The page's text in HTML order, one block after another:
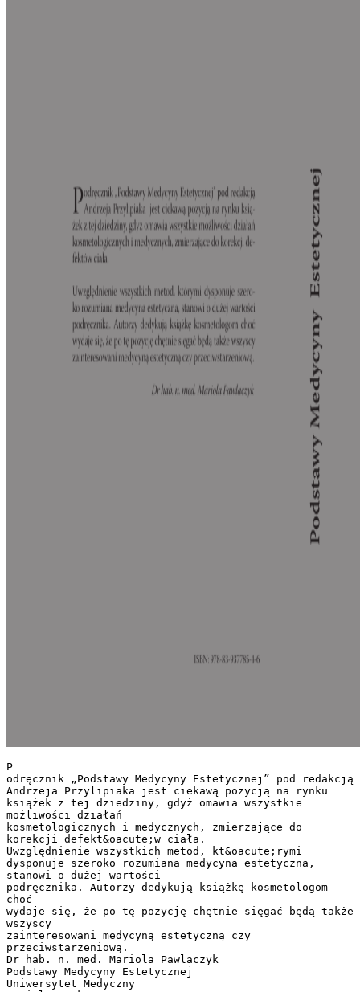
P
odręcznik „Podstawy Medycyny Estetycznej” pod redakcją
Andrzeja Przylipiaka jest ciekawą pozycją na rynku
książek z tej dziedziny, gdyż omawia wszystkie
możliwości działań
kosmetologicznych i medycznych, zmierzające do
korekcji defekt&oacute;w ciała.
Uwzględnienie wszystkich metod, kt&oacute;rymi
dysponuje szeroko rozumiana medycyna estetyczna,
stanowi o dużej wartości
podręcznika. Autorzy dedykują książkę kosmetologom
choć
wydaje się, że po tę pozycję chętnie sięgać będą także
wszyscy
zainteresowani medycyną estetyczną czy
przeciwstarzeniową.
Dr hab. n. med. Mariola Pawlaczyk
Podstawy Medycyny Estetycznej
Uniwersytet Medyczny